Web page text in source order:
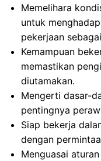
Memelihara
untuk
pekerjaan
Kemampuan
memastikan
diutamakan.
Mengerti dasar-
pentingnya
Siap bekerja
dengan
Menguasai